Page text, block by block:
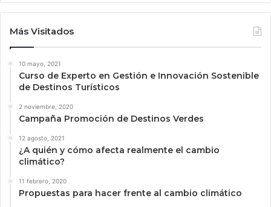
Más Visitados
10 mayo, 2021
Curso de Experto en Gestión e Innovación Sostenible
de Destinos Turísticos
2 noviembre, 2020
Campaña Promoción de Destinos Verdes
12 agosto, 2021
¿A quién y cómo afecta realmente el cambio
climático?
11 febrero, 2020
Propuestas para hacer frente al cambio climático